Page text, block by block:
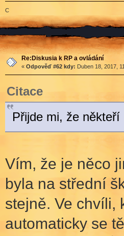
C
Re:Diskusia k RP a ovládání
« Odpověď #62 kdy: Duben 18, 2017,
Citace
Přijde mi, že
Vím, že je něco
byla na střední
stejně. Ve chvíli,
automaticky se